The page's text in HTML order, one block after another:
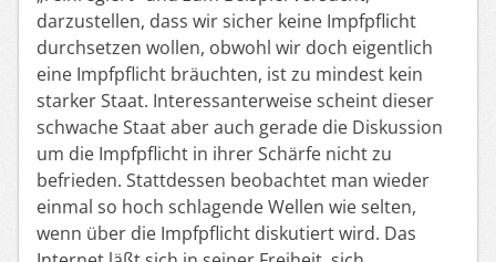
darzustellen, dass wir sicher keine Impfpflicht
durchsetzen wollen, obwohl wir doch eigentlich
eine Impfpflicht bräuchten, ist zu mindest kein
starker Staat. Interessanterweise scheint dieser
schwache Staat aber auch gerade die Diskussion
um die Impfpflicht in ihrer Schärfe nicht zu
befrieden. Stattdessen beobachtet man wieder
einmal so hoch schlagende Wellen wie selten,
wenn über die Impfpflicht diskutiert wird. Das